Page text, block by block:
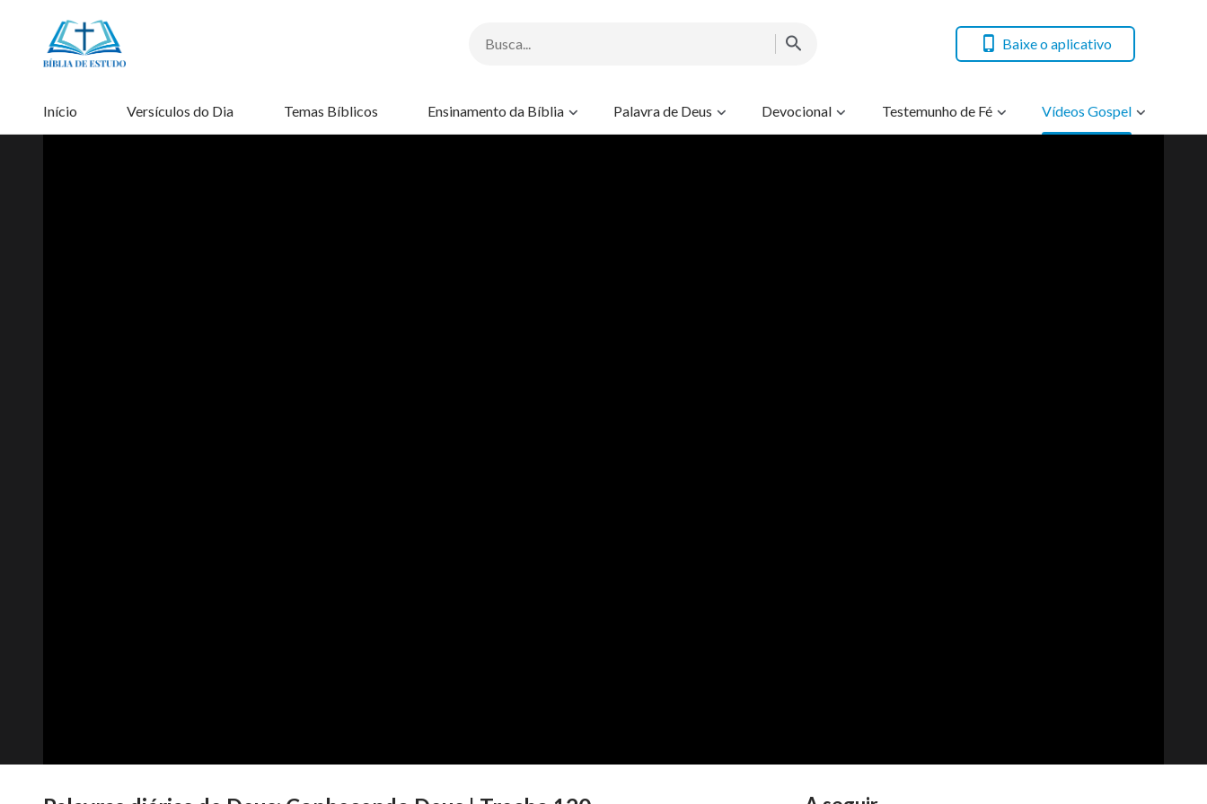
Baixe o aplicativo
Início Versículos do Dia Temas Bíblicos Ensinamento da Bíblia Palavra de Deus Devocional Testemunho de Fé Vídeos Gospel